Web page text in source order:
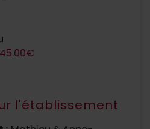
l'établissement